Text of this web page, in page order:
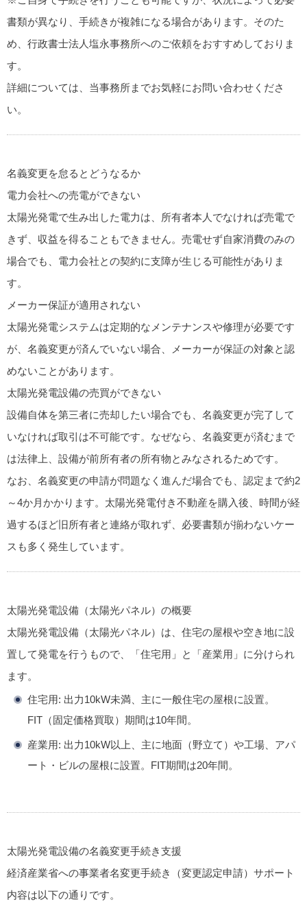
書類が異なり、手続きが複雑になる場合があります。そのた
め、行政書士法人塩永事務所へのご依頼をおすすめしておりま
す。
詳細については、当事務所までお気軽にお問い合わせくださ
い。
名義変更を怠るとどうなるか
電力会社への売電ができない
太陽光発電で生み出した電力は、所有者本人でなければ売電で
きず、収益を得ることもできません。売電せず自家消費のみの
場合でも、電力会社との契約に支障が生じる可能性がありま
す。
メーカー保証が適用されない
太陽光発電システムは定期的なメンテナンスや修理が必要です
が、名義変更が済んでいない場合、メーカーが保証の対象と認
めないことがあります。
太陽光発電設備の売買ができない
設備自体を第三者に売却したい場合でも、名義変更が完了して
いなければ取引は不可能です。なぜなら、名義変更が済むまで
は法律上、設備が前所有者の所有物とみなされるためです。
なお、名義変更の申請が問題なく進んだ場合でも、認定まで約2
～4か月かかります。太陽光発電付き不動産を購入後、時間が経
過するほど旧所有者と連絡が取れず、必要書類が揃わないケー
スも多く発生しています。
太陽光発電設備（太陽光パネル）の概要
太陽光発電設備（太陽光パネル）は、住宅の屋根や空き地に設
置して発電を行うもので、「住宅用」と「産業用」に分けられ
ます。
住宅用: 出力10kW未満、主に一般住宅の屋根に設置。
FIT（固定価格買取）期間は10年間。
産業用: 出力10kW以上、主に地面（野立て）や工場、アパ
ート・ビルの屋根に設置。FIT期間は20年間。
太陽光発電設備の名義変更手続き支援
経済産業省への事業者名変更手続き（変更認定申請）サポート
内容は以下の通りです。